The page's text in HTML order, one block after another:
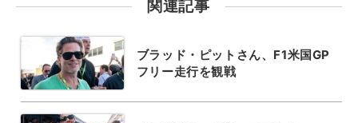
関連記事
ブラッド・ピットさん、F1米国GP
フリー走行を観戦